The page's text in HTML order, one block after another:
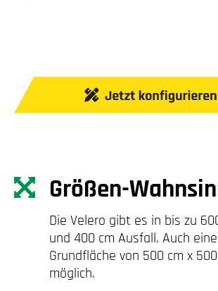
Größen-
Die Velero gibt es in bis zu
und 400 cm Ausfall. Auch
Grundfläche von 500 cm x
möglich.